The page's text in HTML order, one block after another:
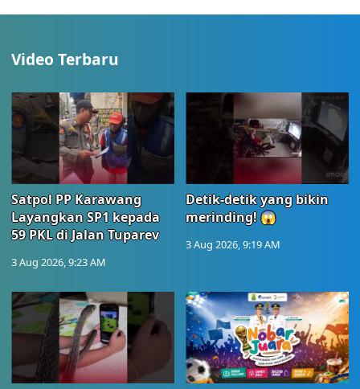
Video Terbaru
Satpol PP Karawang
Layangkan SP1 kepada
59 PKL di Jalan Tuparev
3 Aug 2026, 9:23 AM
Detik-detik yang bikin
merinding! 😱
3 Aug 2026, 9:19 AM